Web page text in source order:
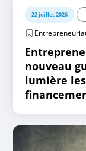
22 juillet 2026
nouveau
lumière les